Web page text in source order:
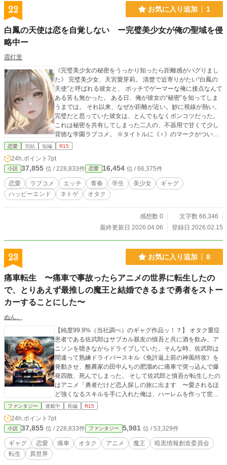
22 お気に入り追加 1
白鳳の天使は恋を自覚しない ー完璧美少女が俺の聖域を侵
略中ー
霞灯里
《完璧美少女の秘密をうっかり知ったら距離感がバグりまし
た》 完璧美少女、天宮愛芽莉。 清楚で近寄りがたい“白鳳の
天使”と呼ばれる彼女と、 ボッチでゲーマーな俺に接点なんて
ある筈も無かった。 ある日、俺が彼女の“秘密”を知ってしま
うまでは。 それ以来、なぜか距離が近い。妙に視線が熱い。
完璧だと思っていた彼女は、とんでもなくポンコツだった。
これは秘密を共有してしまった二人の、不器用で甘くて少し
背徳な学園ラブコメ。 ※タイトルに《♀》のマークがついて
いる話は、ヒロイン視点です。 ※不定期連載です。小説家に
恋愛 完結 短編 R15
24h.ポイント 7pt
小説 37,855 位 / 228,833件 恋愛 16,454 位 / 66,375件
恋愛 ラブコメ エッチ 青春 学生 美少女
ギャグ
ハッピーエンド
ネトゲ オタク
感想数 0
文字数 66,346
最終更新日 2026.04.06
登録日 2026.02.15
23 お気に入り追加 8
痛車転生 〜痛車で事故ったらアニメの世界に転生したの
で、とりあえず最推しの魔王と結婚できるまで勇者をストー
カーすることにした〜
ぬん。
【純度99.9%（当社調べ）のギャグ作品ッ！？】 オタク重症
患者である佐武郎はサブカル親友の慎吾と共に酒を飲み、ア
ニソンを聴きながらドライブしていた。そんな時、佐武郎は
間違って熟練ドライバースキル《免許返上前の神風特攻》を
発動させ、酪農家の田中んちの肥溜めに痛車で突っ込んで爆
発四散、死んでしまった。 そして佐武郎と慎吾が転生したの
はアニメ「勇者だけど恋人探しの旅に出ます 〜愛されるほ
ど強くなるスキルを手に入れた俺は、ハーレムを作って世界
最強になる〜」の世界だった！？ この物語は王国が液状化す
が魔法少女花して「痛車に代わってお仕置きよッ！（男）」
したり、勇者が液状化したのちにTSして痛車の中に封印され
るだけの物語です。 なお、二十四歳無職男性二人組が虹色に
光るやべえキノコを摂取して全裸で飛行機ごっこをしながら
ファンタジー 連載中 長編 R15
24h.ポイント 7pt
小説 37,855 位 / 228,833件 ファンタジー 5,981 位 / 53,329件
ギャグ 恋愛 痛車 オタク アニメ 魔王
暗黒情報創造委員会
転生
異世界